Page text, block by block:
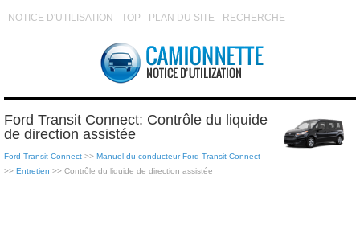
NOTICE D'UTILISATION TOP PLAN DU SITE RECHERCHE
Ford Transit Connect: Contrôle du liquide
de direction assistée
Ford Transit Connect >> Manuel du conducteur Ford Transit Connect
>> Entretien >> Contrôle du liquide de direction assistée